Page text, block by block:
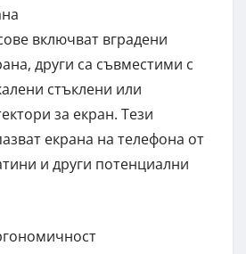
включват вградени
други са съвместими с
стъклени или
за екран. Тези
екрана на телефона от
и други потенциални